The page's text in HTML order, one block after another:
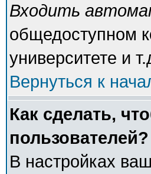
Входить
общедоступном
университете и
Вернуться к
Как сделать,
пользователей?
В настройках